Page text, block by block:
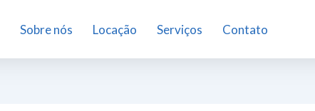
Sobre nós Locação Serviços Contato